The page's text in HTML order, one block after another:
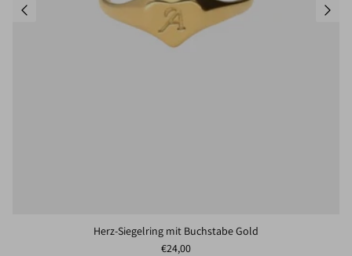
Herz-Siegelring mit Buchstabe Gold
Normaler Preis
€24,00